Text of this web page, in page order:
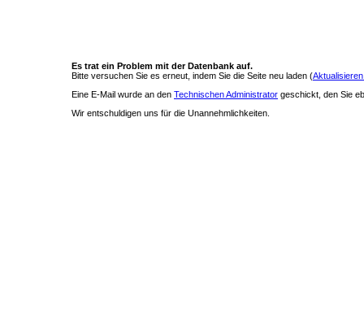
Es trat ein Problem mit der Datenbank auf.
Bitte versuchen Sie es erneut, indem Sie die Seite neu laden (
Eine E-Mail wurde an den Technischen Administrator geschickt, den Sie
Wir entschuldigen uns für die Unannehmlichkeiten.